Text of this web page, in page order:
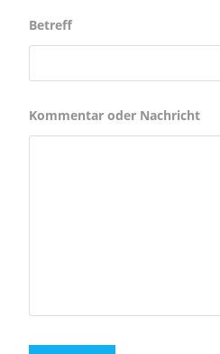
Betreff
Kommentar oder Nachricht